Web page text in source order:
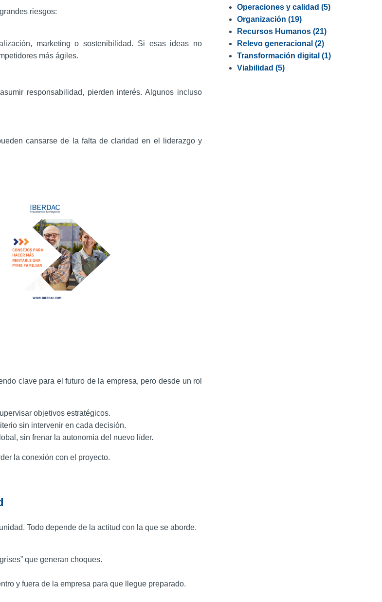
riesgos:
marketing o sostenibilidad. Si esas ideas no
más ágiles.
responsabilidad, pierden interés. Algunos incluso
cansarse de la falta de claridad en el liderazgo y
clave para el futuro de la empresa, pero desde un rol
objetivos estratégicos.
sin intervenir en cada decisión.
sin frenar la autonomía del nuevo líder.
la conexión con el proyecto.
Todo depende de la actitud con la que se aborde.
que generan choques.
y fuera de la empresa para que llegue preparado.
Operaciones y calidad (5)
Organización (19)
Recursos Humanos (21)
Relevo generacional (2)
Transformación digital (1)
Viabilidad (5)